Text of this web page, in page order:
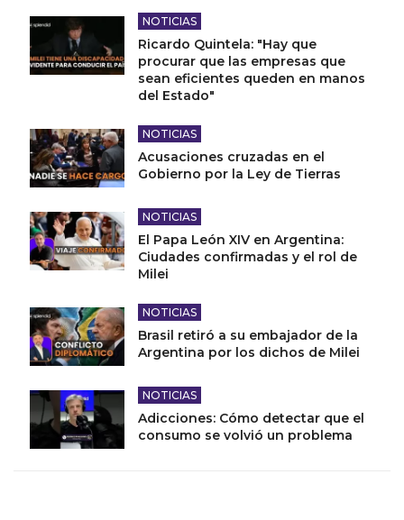
NOTICIAS
Ricardo Quintela: "Hay que
procurar que las empresas que
sean eficientes queden en manos
del Estado"
NOTICIAS
Acusaciones cruzadas en el
Gobierno por la Ley de Tierras
NOTICIAS
El Papa León XIV en Argentina:
Ciudades confirmadas y el rol de
Milei
NOTICIAS
Brasil retiró a su embajador de la
Argentina por los dichos de Milei
NOTICIAS
Adicciones: Cómo detectar que el
consumo se volvió un problema